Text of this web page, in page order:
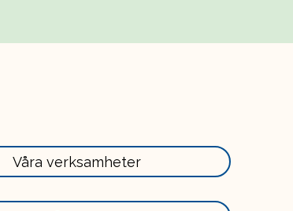
Läs
mer
här
Våra verksamheter